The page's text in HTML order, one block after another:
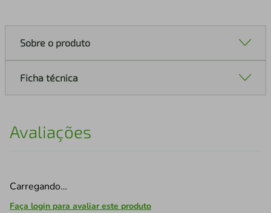
Sobre o produto
Ficha técnica
Avaliações
Carregando…
Faça login para avaliar este produto